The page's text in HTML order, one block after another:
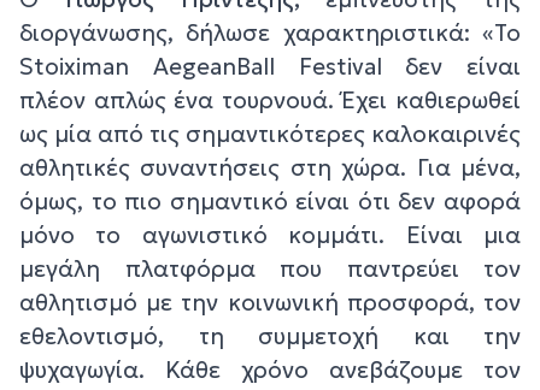
διοργάνωσης, δήλωσε χαρακτηριστικά: «Το
Stoiximan AegeanBall Festival δεν είναι
πλέον απλώς ένα τουρνουά. Έχει καθιερωθεί
ως μία από τις σημαντικότερες καλοκαιρινές
αθλητικές συναντήσεις στη χώρα. Για μένα,
όμως, το πιο σημαντικό είναι ότι δεν αφορά
μόνο το αγωνιστικό κομμάτι. Είναι μια
μεγάλη πλατφόρμα που παντρεύει τον
αθλητισμό με την κοινωνική προσφορά, τον
εθελοντισμό, τη συμμετοχή και την
ψυχαγωγία. Κάθε χρόνο ανεβάζουμε τον